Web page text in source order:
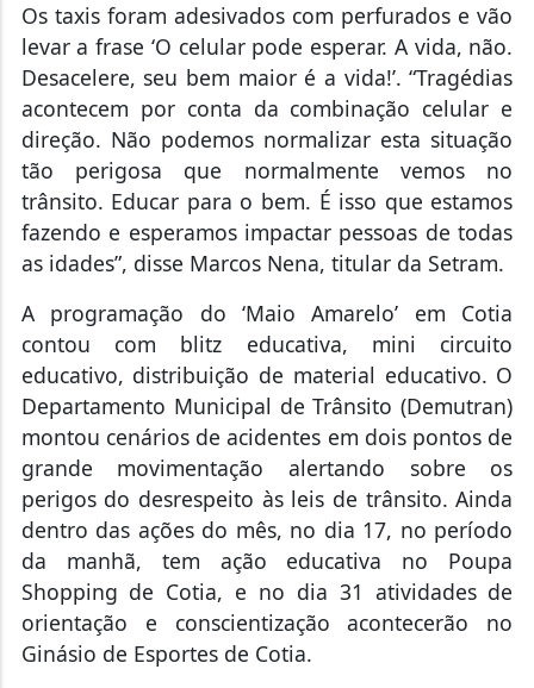
Os taxis foram adesivados com perfurados e vão
levar a frase ‘O celular pode esperar. A vida, não.
Desacelere, seu bem maior é a vida!’. “Tragédias
acontecem por conta da combinação celular e
direção. Não podemos normalizar esta situação
tão perigosa que normalmente vemos no
trânsito. Educar para o bem. É isso que estamos
fazendo e esperamos impactar pessoas de todas
as idades”, disse Marcos Nena, titular da Setram.
A programação do ‘Maio Amarelo’ em Cotia
contou com blitz educativa, mini circuito
educativo, distribuição de material educativo. O
Departamento Municipal de Trânsito (Demutran)
montou cenários de acidentes em dois pontos de
grande movimentação alertando sobre os
perigos do desrespeito às leis de trânsito. Ainda
dentro das ações do mês, no dia 17, no período
da manhã, tem ação educativa no Poupa
Shopping de Cotia, e no dia 31 atividades de
orientação e conscientização acontecerão no
Ginásio de Esportes de Cotia.